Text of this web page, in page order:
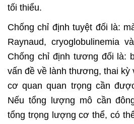
tối thiểu.
Chống chỉ định tuyệt đối là:
Raynaud, cryoglobulinemia
Chống chỉ định tương đối là:
vấn đề về lành thương, thai kỳ
cơ quan quan trọng cần
Nếu tổng lượng mô cần
tổng trọng lượng cơ thể, có